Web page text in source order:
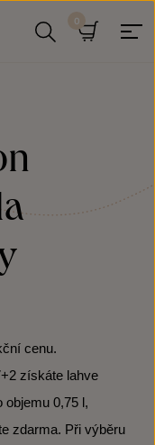
cenu.
získáte lahve
0,75 l,
zdarma. Při výběru